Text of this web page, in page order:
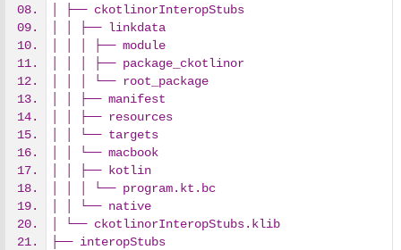
│ ├── ckotlinorInteropStubs
│ │ ├── linkdata
│ │ │ ├── module
│ │ │ ├── package_ckotlinor
│ │ │ └── root_package
│ │ ├── manifest
│ │ ├── resources
│ │ └── targets
│ │ └── macbook
│ │ ├── kotlin
│ │ │ └── program.kt.bc
│ │ └── native
│ └── ckotlinorInteropStubs.klib
├── interopStubs